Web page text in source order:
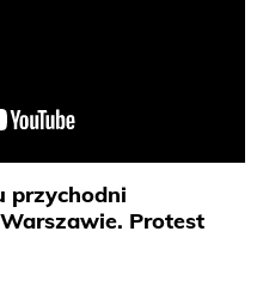
przychodni
Protest